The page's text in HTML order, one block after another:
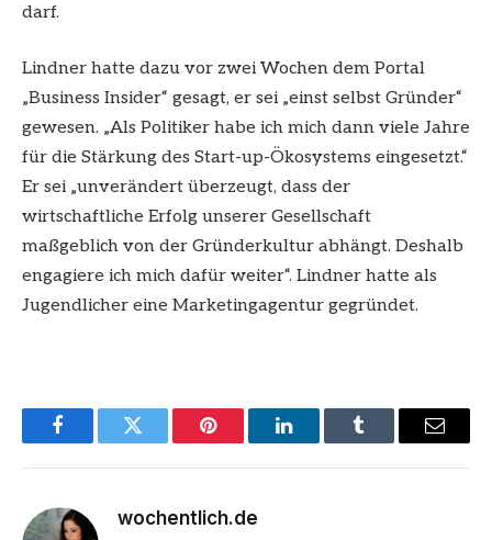
darf.
Lindner hatte dazu vor zwei Wochen dem Portal
„Business Insider“ gesagt, er sei „einst selbst Gründer“
gewesen. „Als Politiker habe ich mich dann viele Jahre
für die Stärkung des Start-up-Ökosystems eingesetzt.“
Er sei „unverändert überzeugt, dass der
wirtschaftliche Erfolg unserer Gesellschaft
maßgeblich von der Gründerkultur abhängt. Deshalb
engagiere ich mich dafür weiter“. Lindner hatte als
Jugendlicher eine Marketingagentur gegründet.
FacebookTwitter Pinterest LinkedInTumblr Email
wochentlich.de